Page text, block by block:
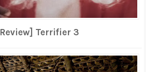
[Review] Terrifier 3